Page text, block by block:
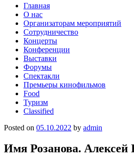
Skip
content
Главная
О нас
Организаторам мероприятий
Сотрудничество
Концерты
Конференции
Выставки
Форумы
Спектакли
Премьеры кинофильмов
Food
Туризм
Сlassified
Posted on 05.10.2022 by admin
Имя Розанова. Алексей